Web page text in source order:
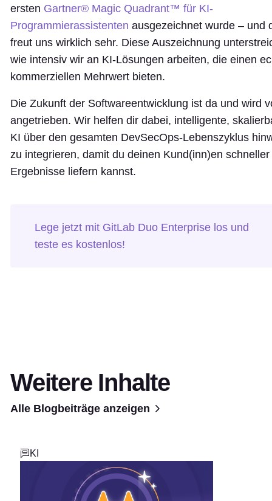
ersten Gartner® Magic Quadrant™ für KI-
Programmierassistenten ausgezeichnet wurde – und
freut uns wirklich sehr. Diese Auszeichnung
wie intensiv wir an KI-Lösungen arbeiten, die einen
kommerziellen Mehrwert bieten.
Die Zukunft der Softwareentwicklung ist da und wird
angetrieben. Wir helfen dir dabei, intelligente,
KI über den gesamten DevSecOps-Lebenszyklus
zu integrieren, damit du deinen Kund(inn)en schneller
Ergebnisse liefern kannst.
Lege jetzt mit GitLab Duo Enterprise los und
teste es kostenlos!
Weitere Inhalte
Alle Blogbeiträge anzeigen
KI